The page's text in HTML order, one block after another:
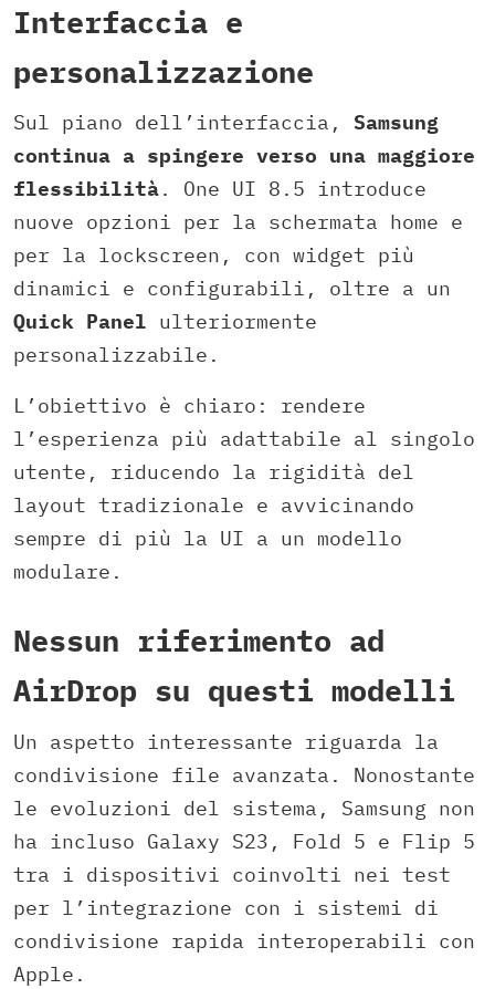
Interfaccia e
personalizzazione
Sul piano dell’interfaccia,
Samsung
continua a spingere verso una maggiore
flessibilità. One UI 8.5 introduce
nuove opzioni per la schermata home e
per la lockscreen, con widget più
dinamici e configurabili, oltre a un
Quick Panel ulteriormente
personalizzabile.
L’obiettivo è chiaro: rendere
l’esperienza più adattabile al singolo
utente, riducendo la rigidità del
layout tradizionale e avvicinando
sempre di più la UI a un modello
modulare.
Nessun riferimento ad
AirDrop su questi modelli
Un aspetto interessante riguarda la
condivisione file avanzata. Nonostante
le evoluzioni del sistema, Samsung non
ha incluso Galaxy S23, Fold 5 e Flip 5
tra i dispositivi coinvolti nei test
per l’integrazione con i sistemi di
condivisione rapida interoperabili con
Apple.